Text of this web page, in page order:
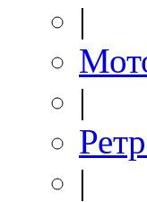
|
|
|